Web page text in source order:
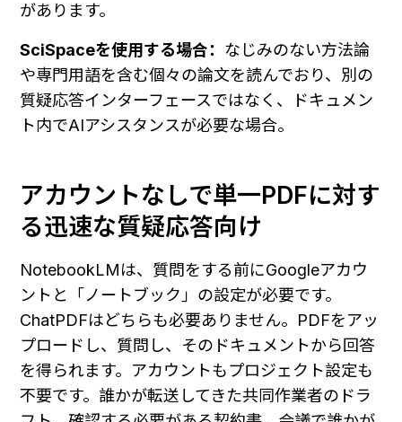
があります。
SciSpaceを使用する場合： なじみのない方法論
や専門用語を含む個々の論文を読んでおり、別の
質疑応答インターフェースではなく、ドキュメン
ト内でAIアシスタンスが必要な場合。
アカウントなしで単一PDFに対す
る迅速な質疑応答向け
NotebookLMは、質問をする前にGoogleアカウ
ントと「ノートブック」の設定が必要です。
ChatPDFはどちらも必要ありません。PDFをアッ
プロードし、質問し、そのドキュメントから回答
を得られます。アカウントもプロジェクト設定も
不要です。誰かが転送してきた共同作業者のドラ